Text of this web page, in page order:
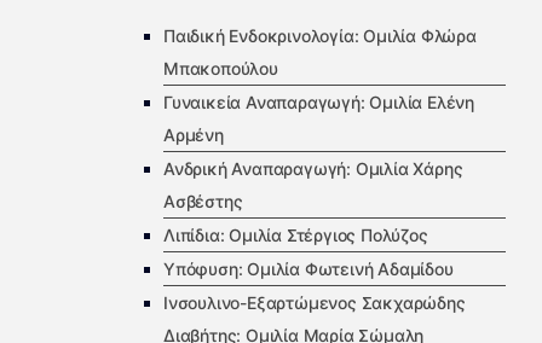
Παιδική Ενδοκρινολογία: Ομιλία Φλώρα
Μπακοπούλου
Γυναικεία Αναπαραγωγή: Ομιλία Ελένη
Αρμένη
Ανδρική Αναπαραγωγή: Ομιλία Χάρης
Ασβέστης
Λιπίδια: Ομιλία Στέργιος Πολύζος
Υπόφυση: Ομιλία Φωτεινή Αδαμίδου
Ινσουλινο-Εξαρτώμενος Σακχαρώδης
Διαβήτης: Ομιλία Μαρία Σώμαλη